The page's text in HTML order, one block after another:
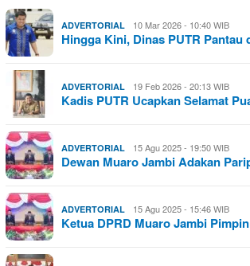
ADVERTORIAL 10 Mar 2026 - 10:40 WIB
Hingga Kini, Dinas PUTR Pantau
ADVERTORIAL 19 Feb 2026 - 20:13 WIB
Kadis PUTR Ucapkan Selamat
ADVERTORIAL 15 Agu 2025 - 19:50 WIB
Dewan Muaro Jambi Adakan
ADVERTORIAL 15 Agu 2025 - 15:46 WIB
Ketua DPRD Muaro Jambi